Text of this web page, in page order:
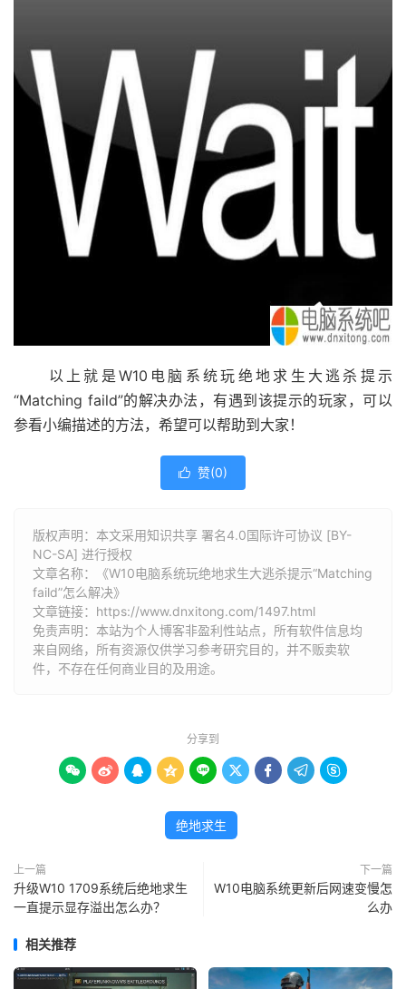
以上就是W10电脑系统玩绝地求生大逃杀提示
“Matching faild”的解决办法，有遇到该提示的玩家，可以
参看小编描述的方法，希望可以帮助到大家！
 赞(0)
版权声明：本文采用知识共享 署名4.0国际许可协议 [BY-
NC-SA] 进行授权
文章名称：《W10电脑系统玩绝地求生大逃杀提示“Matching
faild”怎么解决》
文章链接： https://www.dnxitong.com/1497.html
免责声明：本站为个人博客非盈利性站点，所有软件信息均
来自网络，所有资源仅供学习参考研究目的，并不贩卖软
件，不存在任何商业目的及用途。
分享到
        
绝地求生
上一篇
升级W10 1709系统后绝地求生
一直提示显存溢出怎么办？
下一篇
W10电脑系统更新后网速变慢怎
么办
相关推荐